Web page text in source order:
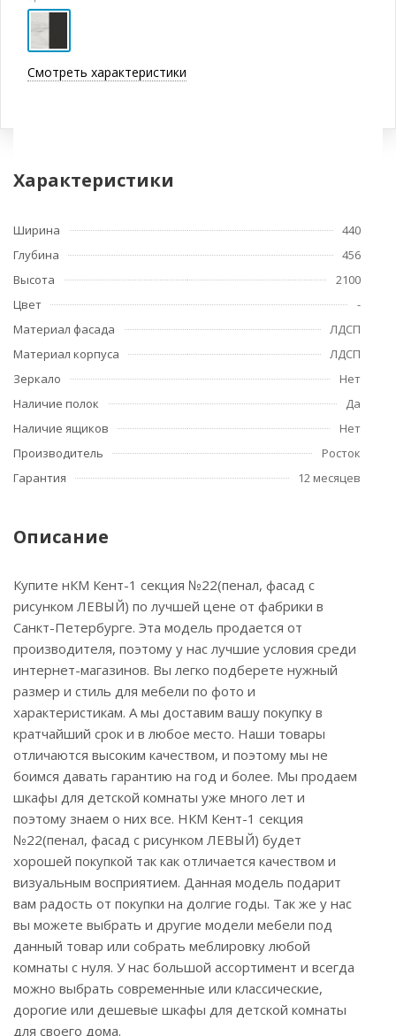
Смотреть характеристики
Характеристики
Ширина
440
Глубина
456
Высота
2100
Цвет
-
Материал фасада
ЛДСП
Материал корпуса
ЛДСП
Зеркало
Нет
Наличие полок
Да
Наличие ящиков
Нет
Производитель
Росток
Гарантия
12 месяцев
Описание
Купите нКМ Кент-1 секция №22(пенал, фасад с
рисунком ЛЕВЫЙ) по лучшей цене от фабрики в
Санкт-Петербурге. Эта модель продается от
производителя, поэтому у нас лучшие условия среди
интернет-магазинов. Вы легко подберете нужный
размер и стиль для мебели по фото и
характеристикам. А мы доставим вашу покупку в
кратчайший срок и в любое место. Наши товары
отличаются высоким качеством, и поэтому мы не
боимся давать гарантию на год и более. Мы продаем
шкафы для детской комнаты уже много лет и
поэтому знаем о них все. НКМ Кент-1 секция
№22(пенал, фасад с рисунком ЛЕВЫЙ) будет
хорошей покупкой так как отличается качеством и
визуальным восприятием. Данная модель подарит
вам радость от покупки на долгие годы. Так же у нас
вы можете выбрать и другие модели мебели под
данный товар или собрать меблировку любой
комнаты с нуля. У нас большой ассортимент и всегда
можно выбрать современные или классические,
дорогие или дешевые шкафы для детской комнаты
для своего дома.